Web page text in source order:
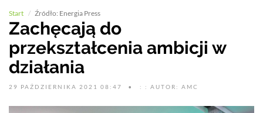
Start Źródło: Energia Press
Zachęcają do
przekształcenia ambicji w
działania
29 PAŹDZIERNIKA 2021 08:47 : : AUTOR: AMC